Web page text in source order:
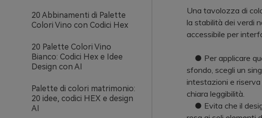
20 Abbinamenti di Palette
Colori Vino con Codici Hex
20 Palette Colori Vino
Bianco: Codici Hex e Idee
Design con AI
Palette di colori matrimonio:
20 idee, codici HEX e design
AI
Una tavolozza di
la stabilità dei verdi
accessibile per
● Per applicare
sfondo, scegli un
intestazioni e
chiara leggibilità.
● Evita che il